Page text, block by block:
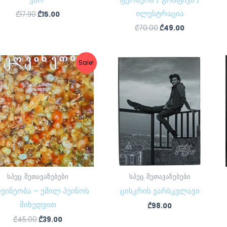
₾17.90₾15.00
ილუსტრაცია
₾70.00₾49.00
Sale!
სპეც. შეთავაზებები
– ემილ პეინოს
მიხედვით
₾45.00
Original
price
was:
₾45.00.
₾39.00
Current
price
is:
₾39.00.
სპეც. შეთავაზებები
ცისკრის ვარსკვლავი
₾98.00